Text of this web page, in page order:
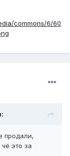
commons/6/60
продали,
это за